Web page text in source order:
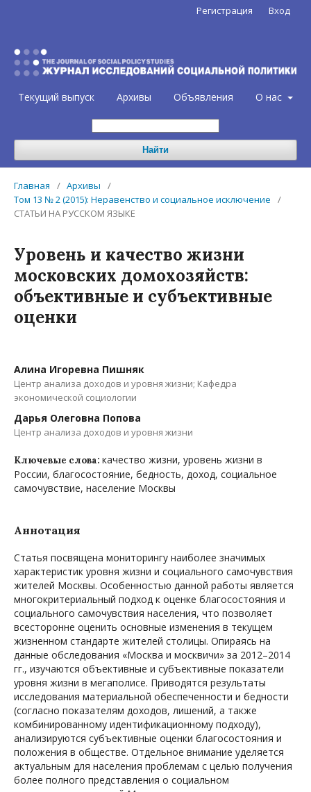
Текущий выпуск Архивы Объявления О нас
Найти
Регистрация Вход
Главная / Архивы
/
Том 13 № 2 (2015): Неравенство и социальное исключение
/
СТАТЬИ НА РУССКОМ ЯЗЫКЕ
Уровень и качество жизни
московских домохозяйств:
объективные и субъективные
оценки
Алина Игоревна Пишняк
Центр анализа доходов и уровня жизни; Кафедра
экономической социологии
Дарья Олеговна Попова
Центр анализа доходов и уровня жизни
Ключевые слова: качество жизни, уровень жизни в
России, благосостояние, бедность, доход, социальное
самочувствие, население Москвы
Аннотация
Статья посвящена мониторингу наиболее значимых
характеристик уровня жизни и социального самочувствия
жителей Москвы. Особенностью данной работы является
многокритериальный подход к оценке благосостояния и
социального самочувствия населения, что позволяет
всесторонне оценить основные изменения в текущем
жизненном стандарте жителей столицы. Опираясь на
данные обследования «Москва и москвичи» за 2012–2014
гг., изучаются объективные и субъективные показатели
уровня жизни в мегаполисе. Приводятся результаты
исследования материальной обеспеченности и бедности
(согласно показателям доходов, лишений, а также
комбинированному идентификационному подходу),
анализируются субъективные оценки благосостояния и
положения в обществе. Отдельное внимание уделяется
актуальным для населения проблемам с целью получения
более полного представления о социальном